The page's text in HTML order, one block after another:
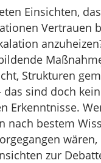
Einsichten,
Vertrauen
Strukturen
das sind doch
Erkenntnisse.
nach bestem
zur